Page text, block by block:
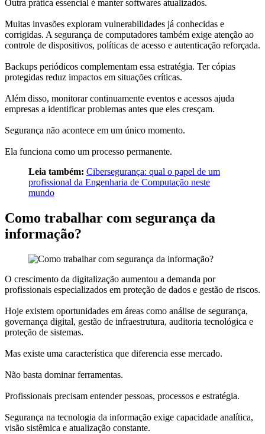
Outra prática essencial é manter softwares atualizados.
Muitas invasões exploram vulnerabilidades já conhecidas e
corrigidas. A segurança de computadores também exige atenção ao
controle de dispositivos, políticas de acesso e autenticação reforçada.
Backups periódicos complementam essa estratégia. Ter cópias
protegidas reduz impactos em situações críticas.
Além disso, monitorar continuamente eventos e acessos ajuda
empresas a identificar problemas antes que eles cresçam.
Segurança não acontece em um único momento.
Ela funciona como um processo permanente.
Leia também: Cibersegurança: qual o papel de um
profissional da Engenharia de Computação neste
mundo
Como trabalhar com segurança da
informação?
O crescimento da digitalização aumentou a demanda por
profissionais especializados em proteção de dados e gestão de riscos.
Hoje existem oportunidades em áreas como análise de segurança,
governança digital, gestão de infraestrutura, auditoria tecnológica e
proteção de sistemas.
Mas existe uma característica que diferencia esse mercado.
Não basta dominar ferramentas.
Profissionais precisam entender pessoas, processos e estratégia.
Segurança na tecnologia da informação exige capacidade analítica,
visão sistêmica e atualização constante.